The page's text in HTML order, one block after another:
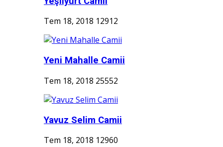
Tem 18, 2018 12912
Yeni Mahalle Camii
Tem 18, 2018 25552
Yavuz Selim Camii
Tem 18, 2018 12960